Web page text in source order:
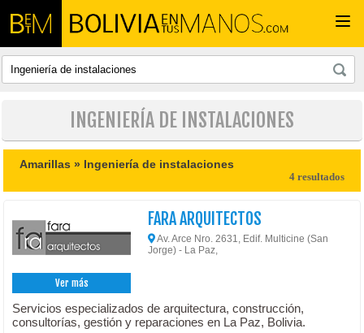
INGENIERÍA DE INSTALACIONES
Amarillas » Ingeniería de instalaciones
4 resultados
Ver más
FARA ARQUITECTOS
Av. Arce Nro. 2631, Edif. Multicine (San
Jorge) - La Paz,
Servicios especializados de arquitectura, construcción,
consultorías, gestión y reparaciones en La Paz, Bolivia.